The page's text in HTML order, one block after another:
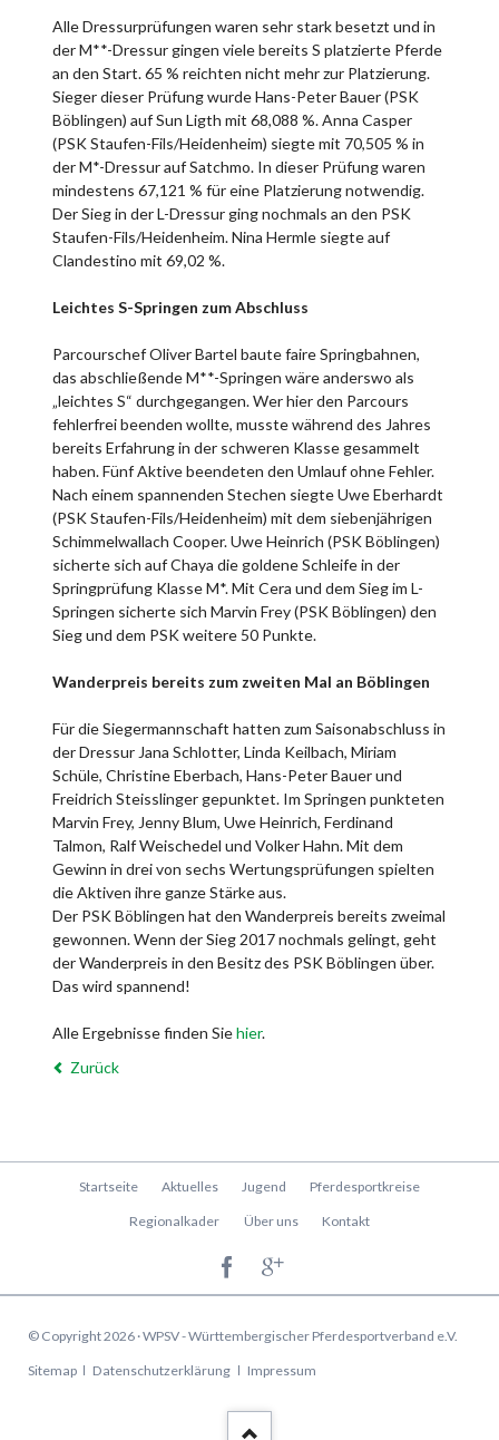
Alle Dressurprüfungen waren sehr stark besetzt und in
der M**-Dressur gingen viele bereits S platzierte Pferde
an den Start. 65 % reichten nicht mehr zur Platzierung.
Sieger dieser Prüfung wurde Hans-Peter Bauer (PSK
Böblingen) auf Sun Ligth mit 68,088 %. Anna Casper
(PSK Staufen-Fils/Heidenheim) siegte mit 70,505 % in
der M*-Dressur auf Satchmo. In dieser Prüfung waren
mindestens 67,121 % für eine Platzierung notwendig.
Der Sieg in der L-Dressur ging nochmals an den PSK
Staufen-Fils/Heidenheim. Nina Hermle siegte auf
Clandestino mit 69,02 %.
Leichtes S-Springen zum Abschluss
Parcourschef Oliver Bartel baute faire Springbahnen,
das abschließende M**-Springen wäre anderswo als
„leichtes S“ durchgegangen. Wer hier den Parcours
fehlerfrei beenden wollte, musste während des Jahres
bereits Erfahrung in der schweren Klasse gesammelt
haben. Fünf Aktive beendeten den Umlauf ohne Fehler.
Nach einem spannenden Stechen siegte Uwe Eberhardt
(PSK Staufen-Fils/Heidenheim) mit dem siebenjährigen
Schimmelwallach Cooper. Uwe Heinrich (PSK Böblingen)
sicherte sich auf Chaya die goldene Schleife in der
Springprüfung Klasse M*. Mit Cera und dem Sieg im L-
Springen sicherte sich Marvin Frey (PSK Böblingen) den
Sieg und dem PSK weitere 50 Punkte.
Wanderpreis bereits zum zweiten Mal an Böblingen
Für die Siegermannschaft hatten zum Saisonabschluss in
der Dressur Jana Schlotter, Linda Keilbach, Miriam
Schüle, Christine Eberbach, Hans-Peter Bauer und
Freidrich Steisslinger gepunktet. Im Springen punkteten
Marvin Frey, Jenny Blum, Uwe Heinrich, Ferdinand
Talmon, Ralf Weischedel und Volker Hahn. Mit dem
Gewinn in drei von sechs Wertungsprüfungen spielten
die Aktiven ihre ganze Stärke aus.
Der PSK Böblingen hat den Wanderpreis bereits zweimal
gewonnen. Wenn der Sieg 2017 nochmals gelingt, geht
der Wanderpreis in den Besitz des PSK Böblingen über.
Das wird spannend!
Alle Ergebnisse finden Siehier.
Zurück
Navigation
Startseite Aktuelles Jugend Pferdesportkreise
Regionalkader Über uns Kontakt
© Copyright 2026 · WPSV - Württembergischer Pferdesportverband e.V.
Navigation
Sitemap Datenschutzerklärung Impressum